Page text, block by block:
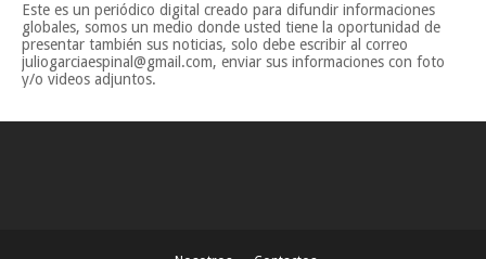
Este es un periódico digital creado para difundir informaciones
globales, somos un medio donde usted tiene la oportunidad de
presentar también sus noticias, solo debe escribir al correo
juliogarciaespinal@gmail.com, enviar sus informaciones con foto
y/o videos adjuntos.